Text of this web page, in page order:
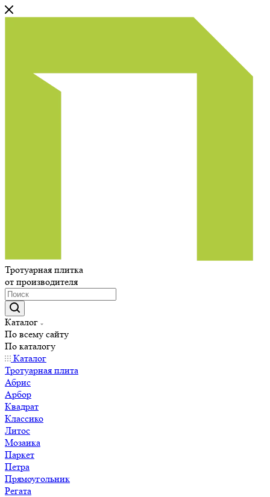
Тротуарная плитка
от производителя
Каталог
По всему сайту
По каталогу
Каталог
Тротуарная плита
Абрис
Арбор
Квадрат
Классико
Литос
Мозаика
Паркет
Петра
Прямоугольник
Регата